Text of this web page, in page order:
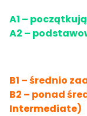
A1 –
A2 –
B1 – średnio
B2 – ponad
Intermediate)